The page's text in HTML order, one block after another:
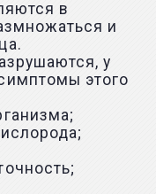
в
и
у
этого